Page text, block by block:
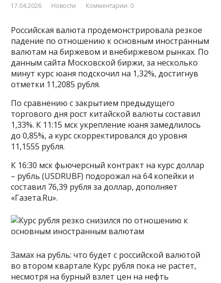
17.04.2026 Новости Комментарии: 0
Российская валюта продемонстрировала резкое
падение по отношению к основным иностранным
валютам на биржевом и внебиржевом рынках. По
данным сайта Московской биржи, за несколько
минут курс юаня подскочил на 1,32%, достигнув
отметки 11,2085 рубля.
По сравнению с закрытием предыдущего
торгового дня рост китайской валюты составил
1,33%. К 11:15 мск укрепление юаня замедлилось
до 0,85%, а курс скорректировался до уровня
11,1555 рубля.
К 16:30 мск фьючерсный контракт на курс доллар
– рубль (USDRUBF) подорожал на 64 копейки и
составил 76,39 рубля за доллар, дополняет
«Газета.Ru».
Замах на рубль: что будет с российской валютой
во втором квартале Курс рубля пока не растет,
несмотря на бурный взлет цен на нефть